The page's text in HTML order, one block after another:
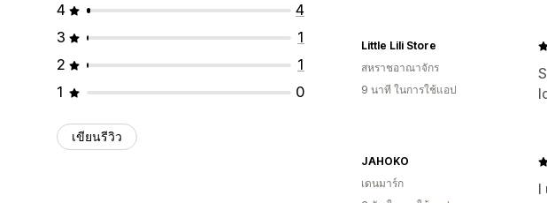
4
4
3
1
2
1
1
0
เขียนรีวิว
Little Lili Store
สหราชอาณาจักร
9 นาที ในการใช้แอป
I
JAHOKO
เดนมาร์ก